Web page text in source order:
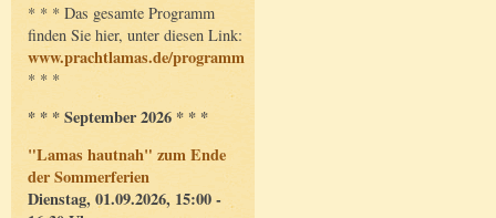
* * * Das gesamte Programm
finden Sie hier, unter diesen Link:
www.prachtlamas.de/programm
* * *
* * * September 2026 * * *
"Lamas hautnah" zum Ende
der Sommerferien
Dienstag, 01.09.2026, 15:00 -